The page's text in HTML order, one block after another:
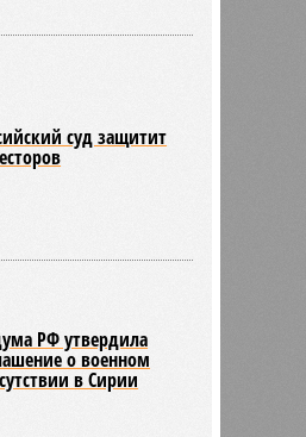
суд защитит
РФ утвердила
о военном
в Сирии